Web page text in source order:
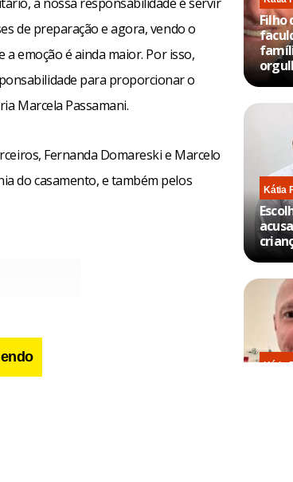
de preparação e agora, vendo o
a emoção é ainda maior. Por isso,
para proporcionar o
Marcela Passamani.
Fernanda Domareski e Marcelo
do casamento, e também pelos
Filho
Kátia
Kátia